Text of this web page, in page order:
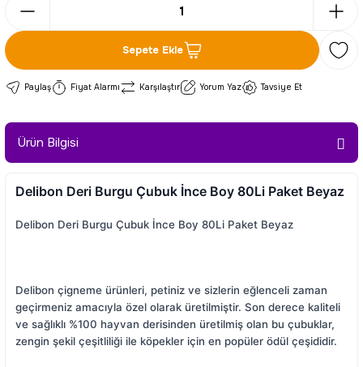
Sepete Ekle
Paylaş Fiyat Alarmı Karşılaştır Yorum Yaz Tavsiye Et
Ürün Bilgisi
Delibon Deri Burgu Çubuk İnce Boy 80Li Paket Beyaz
Delibon Deri Burgu Çubuk İnce Boy 80Li Paket Beyaz
Delibon çigneme ürünleri, petiniz ve sizlerin eğlenceli zaman
geçirmeniz amacıyla özel olarak üretilmiştir. Son derece kaliteli
ve sağlıklı %100 hayvan derisinden üretilmiş olan bu çubuklar,
zengin şekil çeşitliliği ile köpekler için en popüler ödül çeşididir.